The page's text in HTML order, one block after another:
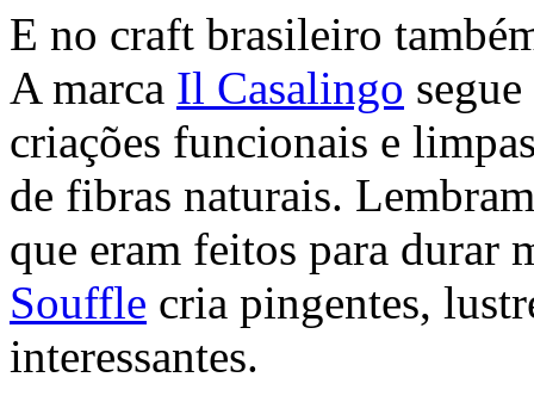
E no craft brasileiro
A marca Il Casalingo
criações funcionais e
de fibras naturais.
que eram feitos para
Souffle cria pingentes,
interessantes.